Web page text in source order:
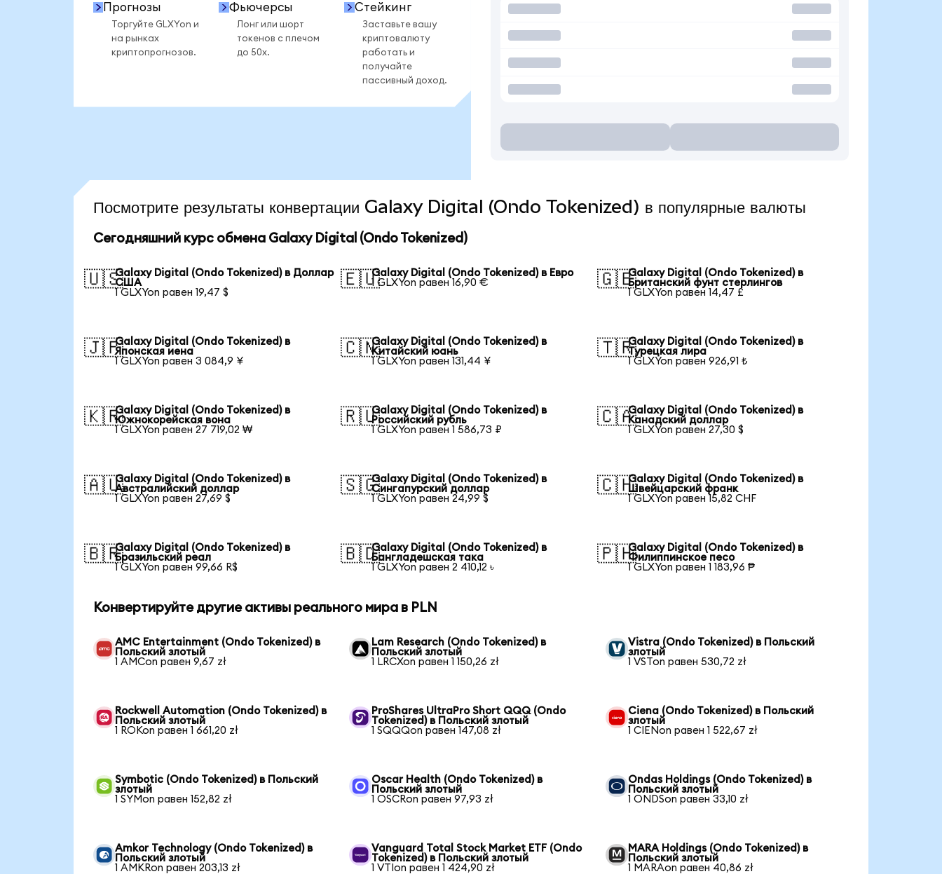
Прогнозы
Торгуйте GLXYon и
на рынках
криптопрогнозов.
Фьючерсы
Лонг или шорт
токенов с плечом
до 50x.
Стейкинг
Заставьте вашу
криптовалюту
работать и
получайте
пассивный доход.
Посмотрите результаты конвертации Galaxy Digital (Ondo Tokenized) в популярные валюты
Сегодняшний курс обмена Galaxy Digital (Ondo Tokenized)
🇺🇸Galaxy Digital (Ondo Tokenized) в Доллар
США
1 GLXYon равен 19,47 $
🇪🇺Galaxy Digital (Ondo Tokenized) в Евро
1 GLXYon равен 16,90 €
🇬🇧Galaxy Digital (Ondo Tokenized) в
Британский фунт стерлингов
1 GLXYon равен 14,47 £
🇯🇵Galaxy Digital (Ondo Tokenized) в
Японская иена
1 GLXYon равен 3 084,9 ¥
🇨🇳Galaxy Digital (Ondo Tokenized) в
Китайский юань
1 GLXYon равен 131,44 ¥
🇹🇷Galaxy Digital (Ondo Tokenized) в
Турецкая лира
1 GLXYon равен 926,91 ₺
🇰🇷Galaxy Digital (Ondo Tokenized) в
Южнокорейская вона
1 GLXYon равен 27 719,02 ₩
🇷🇺Galaxy Digital (Ondo Tokenized) в
Российский рубль
1 GLXYon равен 1 586,73 ₽
🇨🇦Galaxy Digital (Ondo Tokenized) в
Канадский доллар
1 GLXYon равен 27,30 $
🇦🇺Galaxy Digital (Ondo Tokenized) в
Австралийский доллар
1 GLXYon равен 27,69 $
🇸🇬Galaxy Digital (Ondo Tokenized) в
Сингапурский доллар
1 GLXYon равен 24,99 $
🇨🇭Galaxy Digital (Ondo Tokenized) в
Швейцарский франк
1 GLXYon равен 15,82 CHF
🇧🇷Galaxy Digital (Ondo Tokenized) в
Бразильский реал
1 GLXYon равен 99,66 R$
🇧🇩Galaxy Digital (Ondo Tokenized) в
Бангладешская така
1 GLXYon равен 2 410,12 ৳
🇵🇭Galaxy Digital (Ondo Tokenized) в
Филиппинское песо
1 GLXYon равен 1 183,96 ₱
Конвертируйте другие активы реального мира в PLN
AMC Entertainment (Ondo Tokenized) в
Польский злотый
1 AMCon равен 9,67 zł
Lam Research (Ondo Tokenized) в
Польский злотый
1 LRCXon равен 1 150,26 zł
Vistra (Ondo Tokenized) в Польский
злотый
1 VSTon равен 530,72 zł
Rockwell Automation (Ondo Tokenized) в
Польский злотый
1 ROKon равен 1 661,20 zł
ProShares UltraPro Short QQQ (Ondo
Tokenized) в Польский злотый
1 SQQQon равен 147,08 zł
Ciena (Ondo Tokenized) в Польский
злотый
1 CIENon равен 1 522,67 zł
Symbotic (Ondo Tokenized) в Польский
злотый
1 SYMon равен 152,82 zł
Oscar Health (Ondo Tokenized) в
Польский злотый
1 OSCRon равен 97,93 zł
Ondas Holdings (Ondo Tokenized) в
Польский злотый
1 ONDSon равен 33,10 zł
Amkor Technology (Ondo Tokenized) в
Польский злотый
1 AMKRon равен 203,13 zł
Vanguard Total Stock Market ETF (Ondo
Tokenized) в Польский злотый
1 VTIon равен 1 424,90 zł
MARA Holdings (Ondo Tokenized) в
Польский злотый
1 MARAon равен 40,86 zł